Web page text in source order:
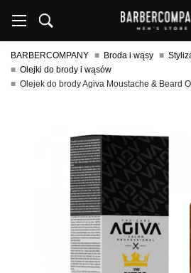
BARBERCOMPANY Broda i wąsy
Olejki do brody i wąsów
Olejek do brody Agiva Moustache & Beard